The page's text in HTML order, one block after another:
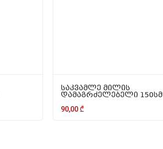
საკვამლე მილის
დამაგრძელებელი 150სმ
90,00 ₾